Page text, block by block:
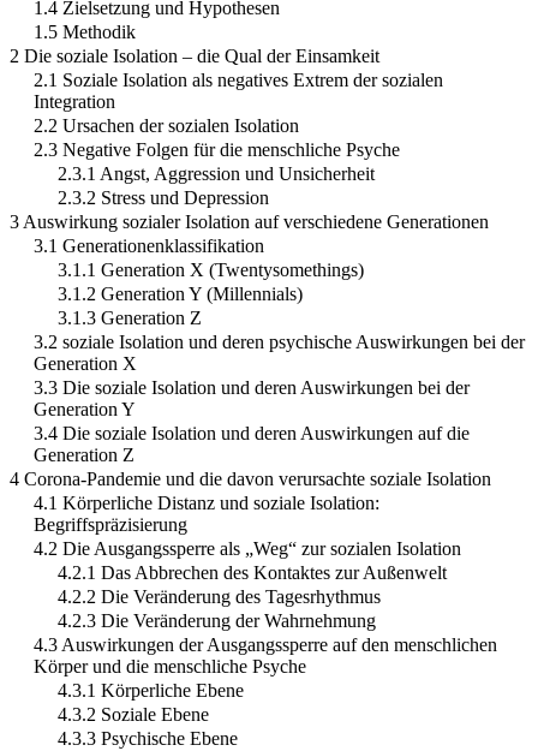
1.4 Zielsetzung und Hypothesen
1.5 Methodik
2 Die soziale Isolation – die Qual der Einsamkeit
2.1 Soziale Isolation als negatives Extrem der sozialen
Integration
2.2 Ursachen der sozialen Isolation
2.3 Negative Folgen für die menschliche Psyche
2.3.1 Angst, Aggression und Unsicherheit
2.3.2 Stress und Depression
3 Auswirkung sozialer Isolation auf verschiedene Generationen
3.1 Generationenklassifikation
3.1.1 Generation X (Twentysomethings)
3.1.2 Generation Y (Millennials)
3.1.3 Generation Z
3.2 soziale Isolation und deren psychische Auswirkungen bei der
Generation X
3.3 Die soziale Isolation und deren Auswirkungen bei der
Generation Y
3.4 Die soziale Isolation und deren Auswirkungen auf die
Generation Z
4 Corona-Pandemie und die davon verursachte soziale Isolation
4.1 Körperliche Distanz und soziale Isolation:
Begriffspräzisierung
4.2 Die Ausgangssperre als „Weg“ zur sozialen Isolation
4.2.1 Das Abbrechen des Kontaktes zur Außenwelt
4.2.2 Die Veränderung des Tagesrhythmus
4.2.3 Die Veränderung der Wahrnehmung
4.3 Auswirkungen der Ausgangssperre auf den menschlichen
Körper und die menschliche Psyche
4.3.1 Körperliche Ebene
4.3.2 Soziale Ebene
4.3.3 Psychische Ebene